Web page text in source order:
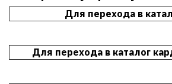
Для перехода в
Для перехода в каталог